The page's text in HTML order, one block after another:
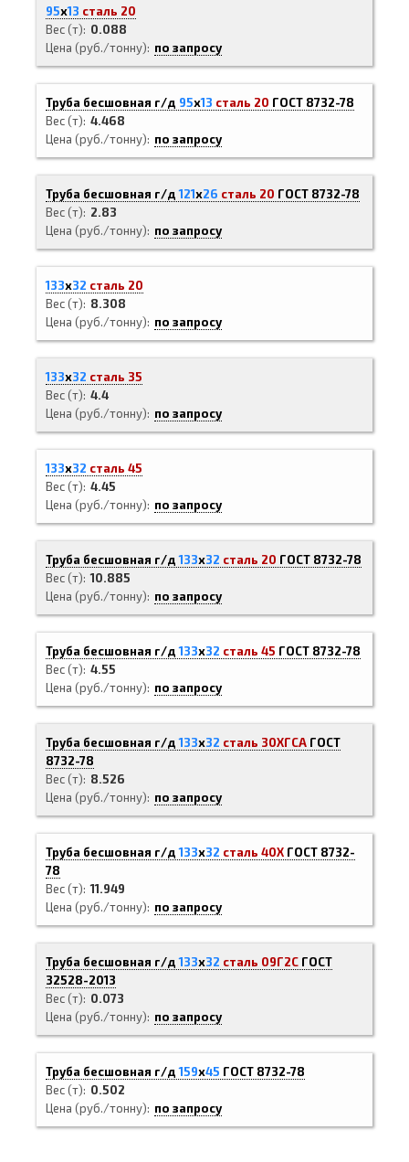
95х13 сталь 20
Вес (т)
0.088
Цена (руб./тонну)
по запросу
Труба бесшовная г/д 95х13 сталь 20 ГОСТ 8732-78
Вес (т) 4.468
Цена (руб./тонну)
по запросу
Труба бесшовная г/д121х26 сталь 20 ГОСТ 8732-78
Вес (т)
2.83
Цена (руб./тонну)
по запросу
133х32 сталь 20
Вес (т)
8.308
Цена (руб./тонну)
по запросу
133х32 сталь 35
Вес (т) 4.4
Цена (руб./тонну)
по запросу
133х32 сталь 45
Вес (т) 4.45
Цена (руб./тонну)
по запросу
Труба бесшовная г/д133х32 сталь 20 ГОСТ 8732-78
Вес (т) 10.885
Цена (руб./тонну)
по запросу
Труба бесшовная г/д133х32 сталь 45 ГОСТ 8732-78
Вес (т) 4.55
Цена (руб./тонну)
по запросу
Труба бесшовная г/д133х32 сталь 30ХГСА ГОСТ
8732-78
Вес (т)
8.526
Цена (руб./тонну)
по запросу
Труба бесшовная г/д133х32 сталь 40Х ГОСТ 8732-
78
Вес (т) 11.949
Цена (руб./тонну)
по запросу
Труба бесшовная г/д133х32 сталь 09Г2С ГОСТ
32528-2013
Вес (т)
0.073
Цена (руб./тонну)
по запросу
Труба бесшовная г/д159х45 ГОСТ 8732-78
Вес (т)
0.502
Цена (руб./тонну)
по запросу